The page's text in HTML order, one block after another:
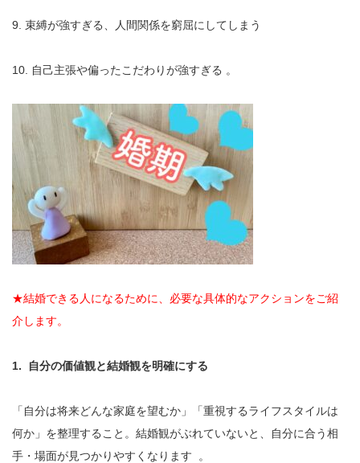
9. 束縛が強すぎる、人間関係を窮屈にしてしまう
10. 自己主張や偏ったこだわりが強すぎる 。
★結婚できる人になるために、必要な具体的なアクションをご紹
介します。
1. 自分の価値観と結婚観を明確にする
「自分は将来どんな家庭を望むか」「重視するライフスタイルは
何か」を整理すること。結婚観がぶれていないと、自分に合う相
手・場面が見つかりやすくなります 。